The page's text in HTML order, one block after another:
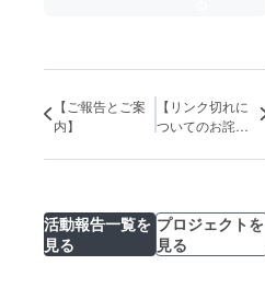
【ご報告とご案
内】
【リンク切れに
ついてのお詫び
活動報告一覧を
見る
プロジェクトを
見る